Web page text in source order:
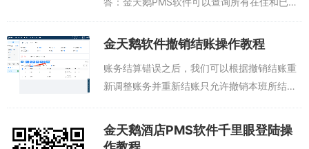
退房客人信息和账务。操作教程：进入金天鹅
酒店管理软件---订单---订单查询---历史订单-
金天鹅软件撤销结账操作教程
账务结算错误之后，我们可以根据撤销结账重
新调整账务并重新结账只允许撤销本班所结账
在操作撤销结账。...
金天鹅酒店PMS软件千里眼登陆操